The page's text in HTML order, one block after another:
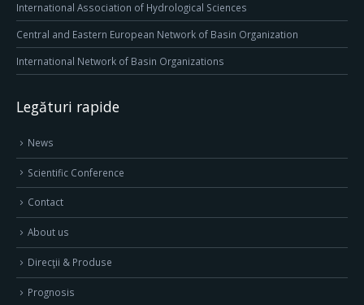
International Association of Hydrological Sciences
Central and Eastern European Network of Basin Organization
International Network of Basin Organizations
Legături rapide
News
Scientific Conference
Contact
About us
Direcţii & Produse
Prognosis